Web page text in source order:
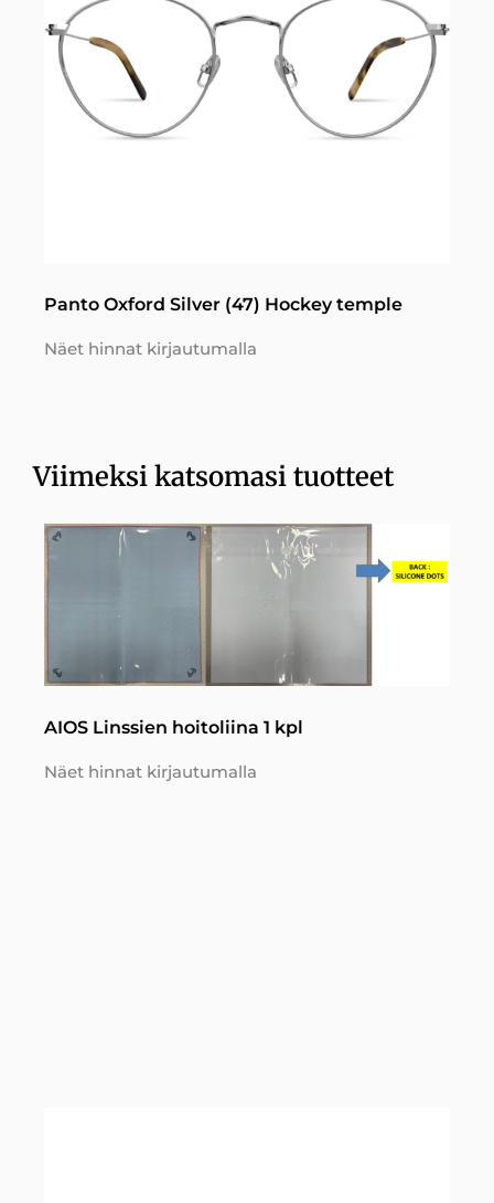
Panto Oxford Silver (47) Hockey temple
Näet hinnat kirjautumalla
Viimeksi katsomasi tuotteet
AIOS Linssien hoitoliina 1 kpl
Näet hinnat kirjautumalla